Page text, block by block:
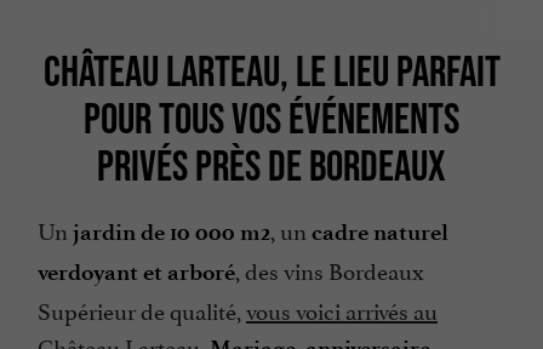
CHÂTEAU LARTEAU, LE LIEU PARFAIT
POUR TOUS VOS ÉVÉNEMENTS
PRIVÉS PRÈS DE BORDEAUX
Un jardin de 10 000 m2, un cadre naturel
verdoyant et arboré, des vins Bordeaux
Supérieur de qualité,vous voici arrivés au